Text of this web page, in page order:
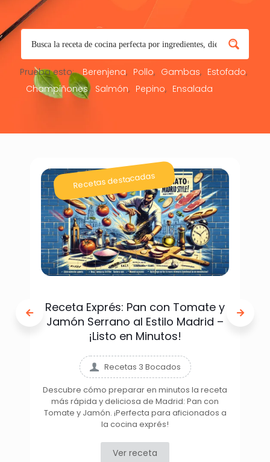
Prueba esto: Berenjena Pollo Gambas
Estofado
Champiñones
Salmón Pepino Ensalada
Recetas destacadas
Receta Exprés: Pan con Tomate y
Jamón Serrano al Estilo Madrid –
¡Listo en Minutos!
Recetas 3 Bocados
Descubre cómo preparar en minutos la receta
más rápida y deliciosa de Madrid: Pan con
Tomate y Jamón. ¡Perfecta para aficionados a
la cocina exprés!
Ver receta